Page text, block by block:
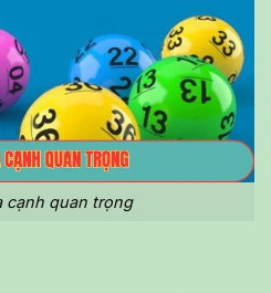
cạnh quan trọng